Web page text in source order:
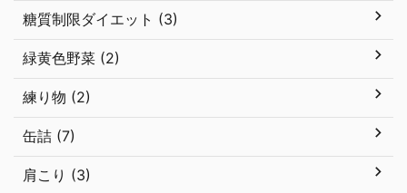
糖質制限ダイエット (3)
緑黄色野菜 (2)
練り物 (2)
缶詰 (7)
肩こり (3)